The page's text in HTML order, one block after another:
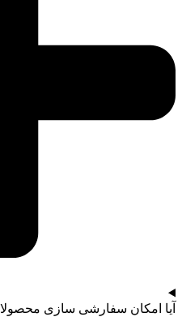
آیا امکان سفارشی سازی